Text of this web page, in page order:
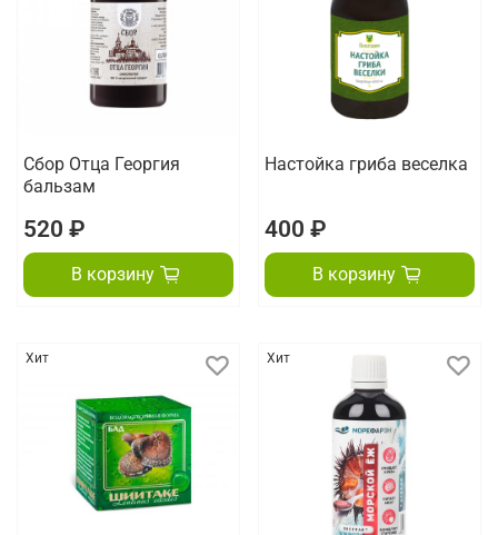
Сбор Отца Георгия
бальзам
520 ₽
В корзину
Настойка гриба веселка
400 ₽
В корзину
Хит Хит